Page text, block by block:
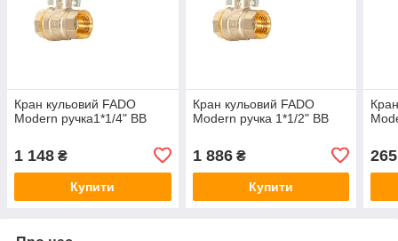
Кран кульовий FADO
Modern ручка1*1/4" ВВ
1 148 ₴
Купити
Кран кульовий FADO
Modern ручка 1*1/2" ВВ
1 886₴
Купити
265